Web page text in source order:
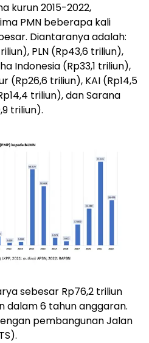
kurun 2015-2022,
PMN beberapa kali
Diantaranya adalah:
PLN (Rp43,6 triliun),
Indonesia (Rp33,1 triliun),
(Rp26,6 triliun), KAI (Rp14,5
triliun), dan Sarana
triliun).
sebesar Rp76,2 triliun
dalam 6 tahun anggaran.
pembangunan Jalan